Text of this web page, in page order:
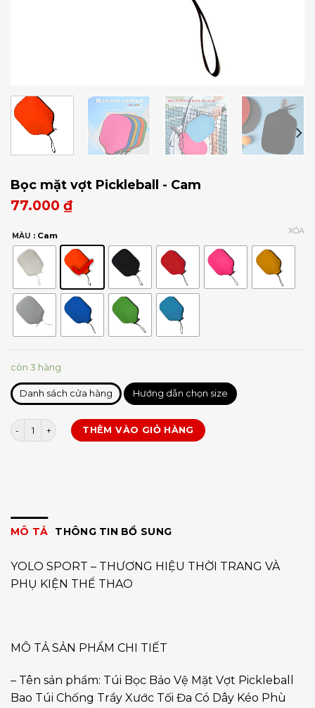
Bọc mặt vợt Pickleball - Cam
77.000 ₫
MÀU : Cam
XÓA
còn 3 hàng
Danh sách cửa hàng Hướng dẫn chọn size
Bọc mặt vợt Pickleball số lượng
THÊM VÀO GIỎ HÀNG
MÔ TẢ THÔNG TIN BỔ SUNG
YOLO SPORT – THƯƠNG HIỆU THỜI TRANG VÀ
PHỤ KIỆN THỂ THAO
MÔ TẢ SẢN PHẨM CHI TIẾT
– Tên sản phẩm: Túi Bọc Bảo Vệ Mặt Vợt Pickleball
Bao Túi Chống Trầy Xước Tối Đa Có Dây Kéo Phù